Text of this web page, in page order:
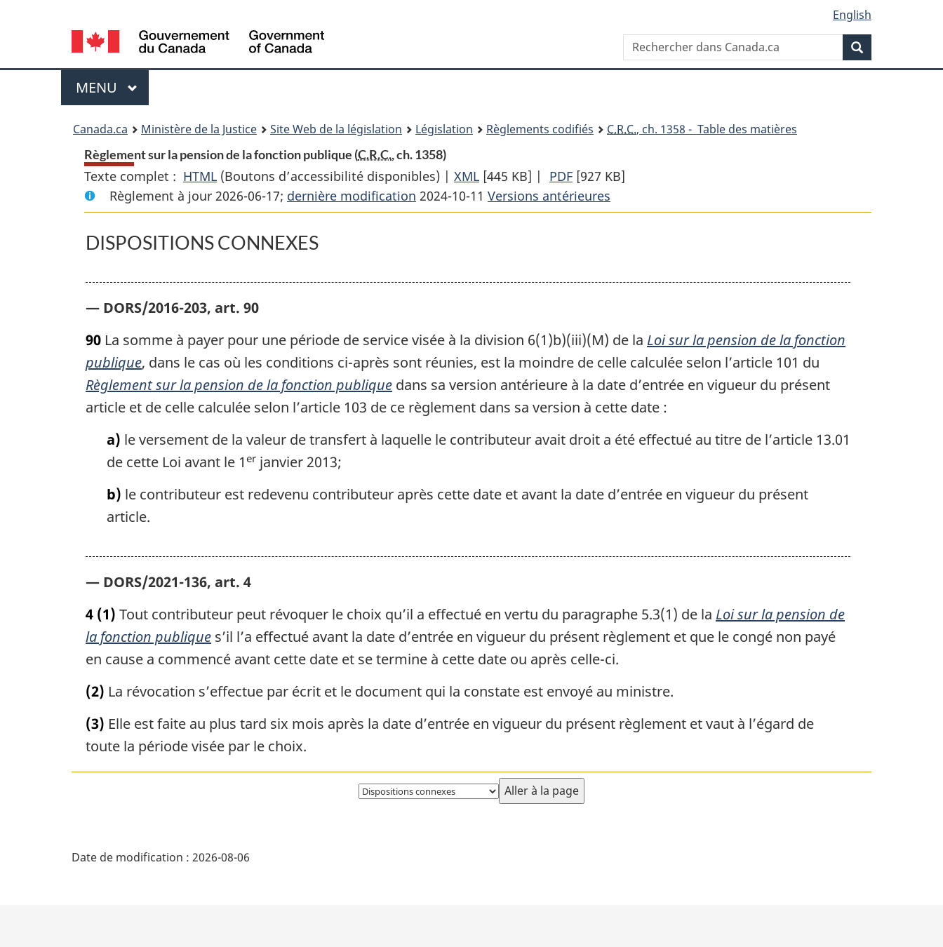
principal
À
site
version
Language
selection
English
Rechercher
dans
Canada.ca
Menu
MENU PRINCIPAL
Canada.ca Ministère de la Justice Site Web de la législation Législation Règlements codifiés C.R.C., ch. 1358 - Table des matières
Règlement sur la pension de la fonction publique (C.R.C., ch. 1358)
Texte complet : HTML Texte
complet
:
Règlement
sur
de
la
fonction
publique
(Boutons d’accessibilité disponibles) | XML Texte
complet
:
la
fonction
publique
[445 KB] | PDF Texte
complet
:
la
fonction
publique
[927 KB]
Règlement à jour 2026-06-17; dernière modification 2024-10-11 Versions antérieures
DISPOSITIONS CONNEXES
— DORS/2016-203, art. 90
90 La somme à payer pour une période de service visée à la division 6(1)b)(iii)(M) de la Loi sur la pension de la fonction
publique, dans le cas où les conditions ci-après sont réunies, est la moindre de celle calculée selon l’article 101 du
Règlement sur la pension de la fonction publique dans sa version antérieure à la date d’entrée en vigueur du présent
article et de celle calculée selon l’article 103 de ce règlement dans sa version à cette date :
a) le versement de la valeur de transfert à laquelle le contributeur avait droit a été effectué au titre de l’article 13.01
de cette Loi avant le 1 er janvier 2013;
b) le contributeur est redevenu contributeur après cette date et avant la date d’entrée en vigueur du présent
article.
— DORS/2021-136, art. 4
4 (1) Tout contributeur peut révoquer le choix qu’il a effectué en vertu du paragraphe 5.3(1) de la Loi sur la pension de
la fonction publique s’il l’a effectué avant la date d’entrée en vigueur du présent règlement et que le congé non payé
en cause a commencé avant cette date et se termine à cette date ou après celle-ci.
(2) La révocation s’effectue par écrit et le document qui la constate est envoyé au ministre.
(3) Elle est faite au plus tard six mois après la date d’entrée en vigueur du présent règlement et vaut à l’égard de
toute la période visée par le choix.
Choisissez
la
Date de modification : 2026-08-06